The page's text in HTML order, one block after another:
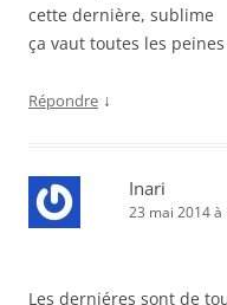
cette dernière, sublime
ça vaut toutes les
Répondre ↓
Inari
23 mai 2014 à
Les derniéres sont de